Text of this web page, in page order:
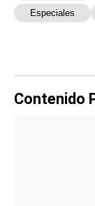
Especiales
Contenido